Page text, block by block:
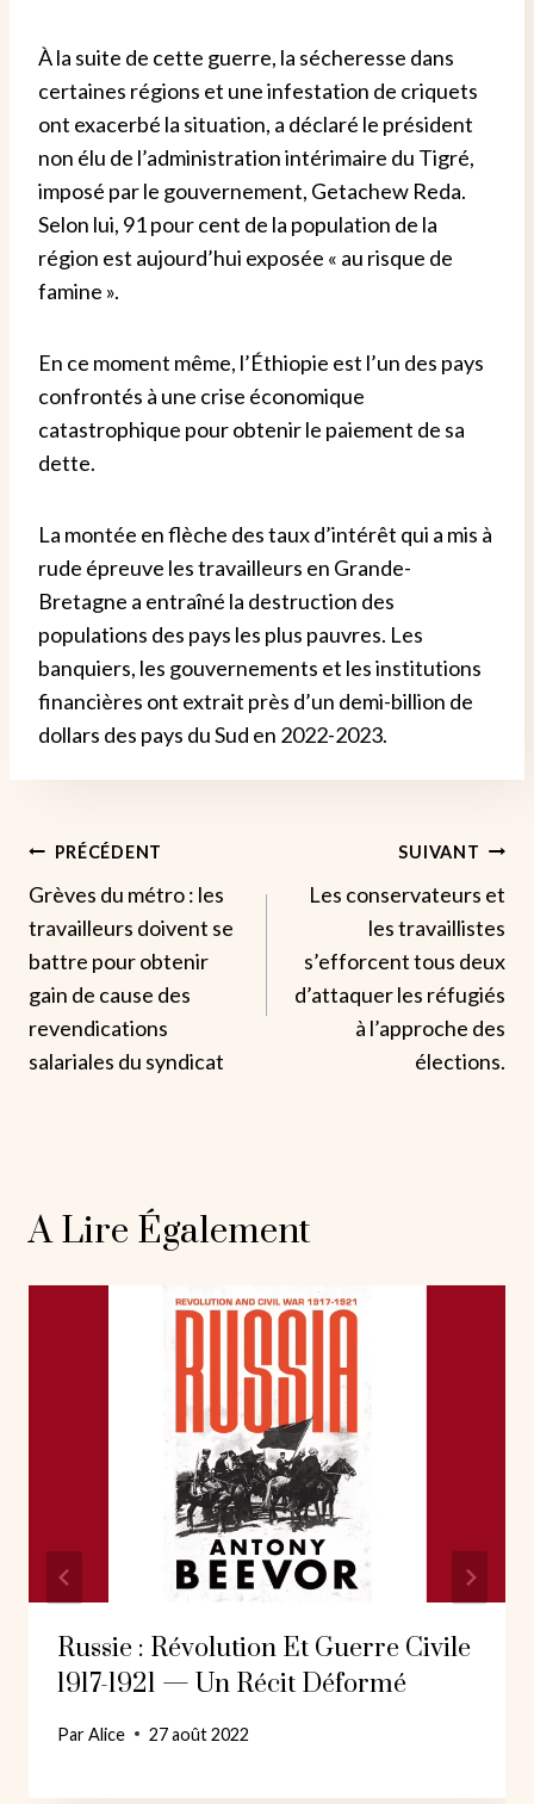
À la suite de cette guerre, la sécheresse dans
certaines régions et une infestation de criquets
ont exacerbé la situation, a déclaré le président
non élu de l’administration intérimaire du Tigré,
imposé par le gouvernement, Getachew Reda.
Selon lui, 91 pour cent de la population de la
région est aujourd’hui exposée « au risque de
famine ».
En ce moment même, l’Éthiopie est l’un des pays
confrontés à une crise économique
catastrophique pour obtenir le paiement de sa
dette.
La montée en flèche des taux d’intérêt qui a mis à
rude épreuve les travailleurs en Grande-
Bretagne a entraîné la destruction des
populations des pays les plus pauvres. Les
banquiers, les gouvernements et les institutions
financières ont extrait près d’un demi-billion de
dollars des pays du Sud en 2022-2023.
Navigation
De
L’article
PRÉCÉDENT
Grèves du métro : les
travailleurs doivent se
battre pour obtenir
gain de cause des
revendications
salariales du syndicat
SUIVANT
Les conservateurs et
les travaillistes
s’efforcent tous deux
d’attaquer les réfugiés
à l’approche des
élections.
A Lire Également
Russie : Révolution Et Guerre Civile
1917-1921 — Un Récit Déformé
ParAlice 27 août 2022